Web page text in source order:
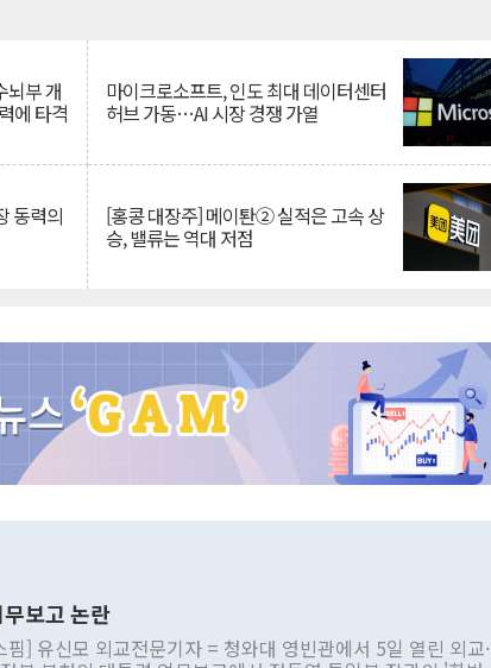
뇌부 개
에 타격
마이크로소프트, 인도 최대 데이터센터
허브 가동…AI 시장 경쟁 가열
동력의 [홍콩 대장주] 메이퇀② 실적은 고속 상
승, 밸류는 역대 저점
보고 논란
] 유신모 외교전문기자 = 청와대 영빈관에서 5일 열린 외교·